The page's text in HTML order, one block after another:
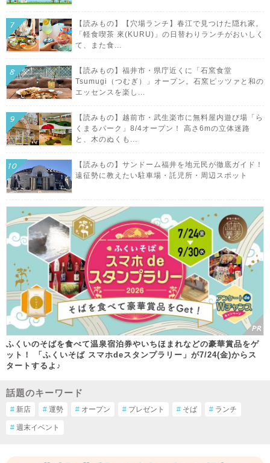
【読みもの】【穴場ランチ】春江で見つけた隠れ家。
「軽食喫茶 來(KURU)」の日替わりランチがおいしく
て、また食...
【読みもの】福井市・県庁近くに「石窯食堂
Tsumugi（つむぎ）」オープン。石窯ピッツァと和の
エッセンスを楽し...
【読みもの】越前市・武生楽市に無料屋内遊び場「ら
くまるパーク」8/4オープン！ 高さ6mの立体迷路
と、木のぬくも...
【読みもの】サンドーム福井を地元民が徹底ガイド！
遠征勢に教えたい駐車場・託児所・周辺スポット
ふくいのそばを食べて温泉宿泊券やいちほまれなどの豪華賞品をゲ
ット！ 「ふくいそば スマホdeスタンプラリー」が7/24(金)からス
タートするよ♪
話題のキーワード
# 新店 # 運勢 # オープン # プレゼント # そば # ランチ
# 週末イベント